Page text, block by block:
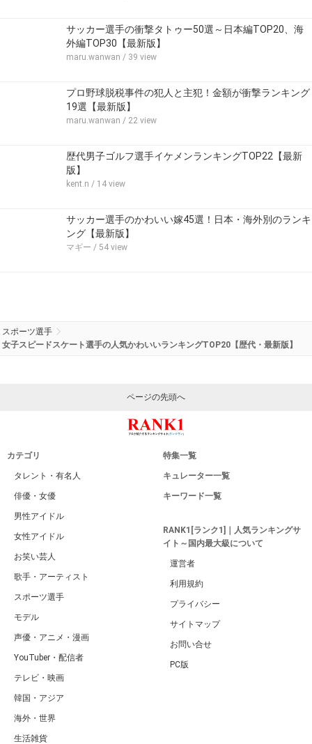
サッカー選手の衝撃タトゥー50選～日本編TOP20、海
外編TOP30【最新版】
maru.wanwan / 39 view
プロ野球脱税事件の犯人と主犯！金額が衝撃ランキング
19選【最新版】
maru.wanwan / 22 view
歴代男子ゴルフ選手イケメンランキングTOP22【最新
版】
kent.n / 14 view
サッカー選手のかわいい嫁45選！日本・海外別のランキ
ング【最新版】
マギー / 54 view
スポーツ選手
女子スピードスケート選手の人気かわいいランキングTOP20【歴代・最新版】
ページの先頭へ
カテゴリ
タレント・有名人
俳優・女優
男性アイドル
女性アイドル
お笑い芸人
歌手・アーティスト
スポーツ選手
モデル
声優・アニメ・漫画
YouTuber・配信者
テレビ・映画
韓国・アジア
海外・世界
生活雑貨
特集一覧
キュレーター一覧
キーワード一覧
RANK1[ランク1]｜人気ランキングサ
イト～国内最大級について
運営者
利用規約
プライバシー
サイトマップ
お問い合せ
PC版